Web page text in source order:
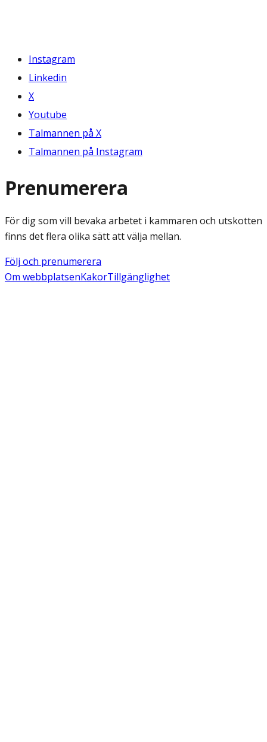
Instagram
Linkedin
X
Youtube
Talmannen på X
Talmannen på Instagram
Prenumerera
För dig som vill bevaka arbetet i kammaren och utskotten
finns det flera olika sätt att välja mellan.
Följ och prenumerera
Om webbplatsenKakorTillgänglighet